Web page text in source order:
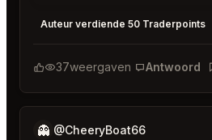
★★ ★5
Auteur verdiende 50 Traderpoints
37weergaven Antwoord
👻 @CheeryBoat66